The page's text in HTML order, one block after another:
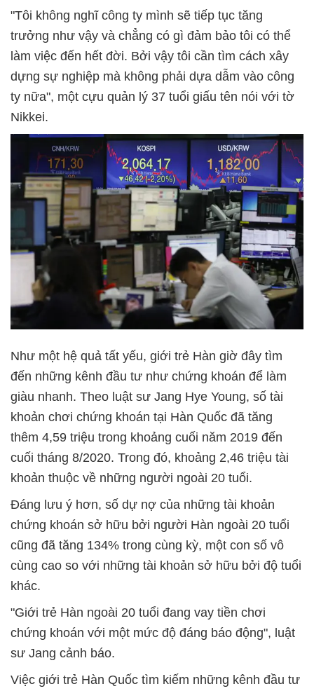
"Tôi không nghĩ công ty mình sẽ tiếp tục tăng
trưởng như vậy và chẳng có gì đảm bảo tôi có thể
làm việc đến hết đời. Bởi vậy tôi cần tìm cách xây
dựng sự nghiệp mà không phải dựa dẫm vào công
ty nữa", một cựu quản lý 37 tuổi giấu tên nói với tờ
Nikkei.
Như một hệ quả tất yếu, giới trẻ Hàn giờ đây tìm
đến những kênh đầu tư như chứng khoán để làm
giàu nhanh. Theo luật sư Jang Hye Young, số tài
khoản chơi chứng khoán tại Hàn Quốc đã tăng
thêm 4,59 triệu trong khoảng cuối năm 2019 đến
cuối tháng 8/2020. Trong đó, khoảng 2,46 triệu tài
khoản thuộc về những người ngoài 20 tuổi.
Đáng lưu ý hơn, số dự nợ của những tài khoản
chứng khoán sở hữu bởi người Hàn ngoài 20 tuổi
cũng đã tăng 134% trong cùng kỳ, một con số vô
cùng cao so với những tài khoản sở hữu bởi độ tuổi
khác.
"Giới trẻ Hàn ngoài 20 tuổi đang vay tiền chơi
chứng khoán với một mức độ đáng báo động", luật
sư Jang cảnh báo.
Việc giới trẻ Hàn Quốc tìm kiếm những kênh đầu tư